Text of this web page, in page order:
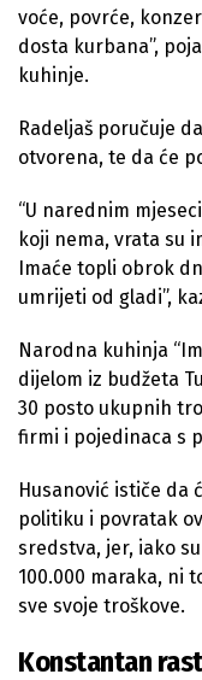
voće, povrće,
dosta kurbana”,
kuhinje.
Radeljaš poručuje
otvorena, te da će
“U narednim
koji nema, vrata su
Imaće topli obrok
umrijeti od gladi”,
Narodna kuhinja
dijelom iz budžeta
30 posto ukupnih
firmi i pojedinaca s
Husanović ističe da
politiku i povratak
sredstva, jer, iako
100.000 maraka, ni
sve svoje troškove.
Konstantan